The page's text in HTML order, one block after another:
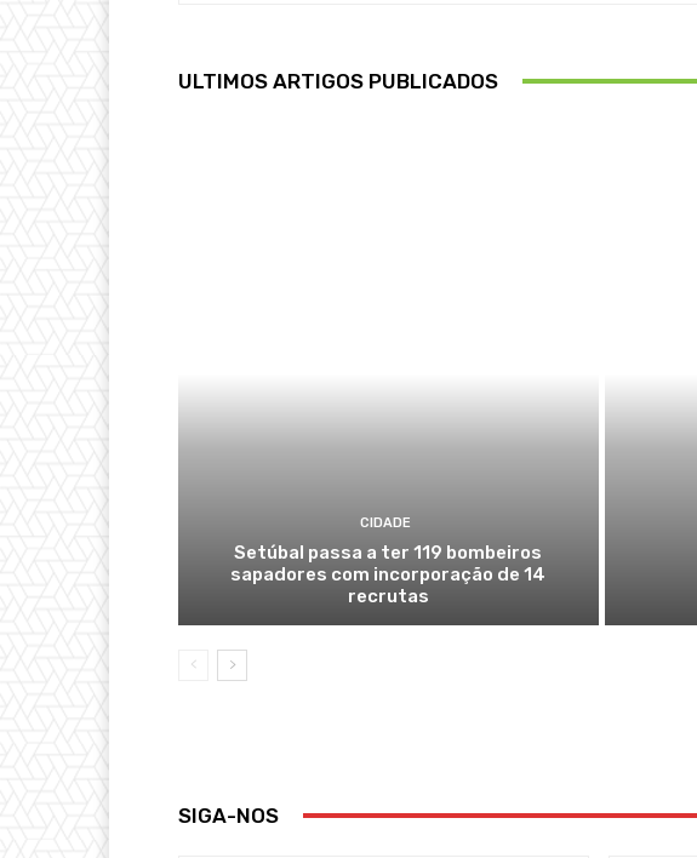
ULTIMOS ARTIGOS PUBLICADOS
CIDADE
Setúbal passa a ter 119 bombeiros
sapadores com incorporação de 14
recrutas
SIGA-NOS